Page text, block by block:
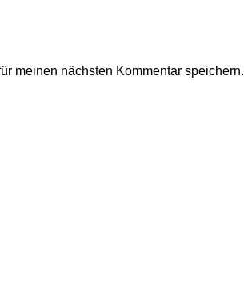
meinen nächsten Kommentar speichern.